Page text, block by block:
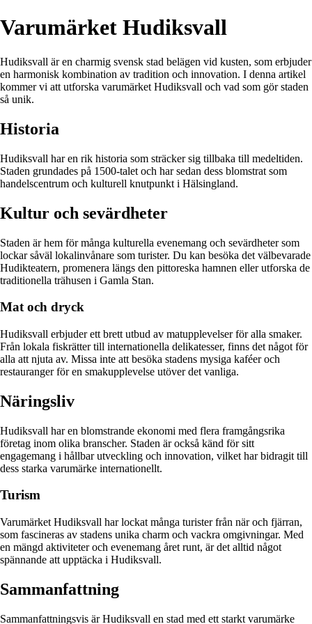
Varumärket Hudiksvall
Hudiksvall är en charmig svensk stad belägen vid kusten, som erbjuder
en harmonisk kombination av tradition och innovation. I denna artikel
kommer vi att utforska varumärket Hudiksvall och vad som gör staden
så unik.
Historia
Hudiksvall har en rik historia som sträcker sig tillbaka till medeltiden.
Staden grundades på 1500-talet och har sedan dess blomstrat som
handelscentrum och kulturell knutpunkt i Hälsingland.
Kultur och sevärdheter
Staden är hem för många kulturella evenemang och sevärdheter som
lockar såväl lokalinvånare som turister. Du kan besöka det välbevarade
Hudikteatern, promenera längs den pittoreska hamnen eller utforska de
traditionella trähusen i Gamla Stan.
Mat och dryck
Hudiksvall erbjuder ett brett utbud av matupplevelser för alla smaker.
Från lokala fiskrätter till internationella delikatesser, finns det något för
alla att njuta av. Missa inte att besöka stadens mysiga kaféer och
restauranger för en smakupplevelse utöver det vanliga.
Näringsliv
Hudiksvall har en blomstrande ekonomi med flera framgångsrika
företag inom olika branscher. Staden är också känd för sitt
engagemang i hållbar utveckling och innovation, vilket har bidragit till
dess starka varumärke internationellt.
Turism
Varumärket Hudiksvall har lockat många turister från när och fjärran,
som fascineras av stadens unika charm och vackra omgivningar. Med
en mängd aktiviteter och evenemang året runt, är det alltid något
spännande att upptäcka i Hudiksvall.
Sammanfattning
Sammanfattningsvis är Hudiksvall en stad med ett starkt varumärke